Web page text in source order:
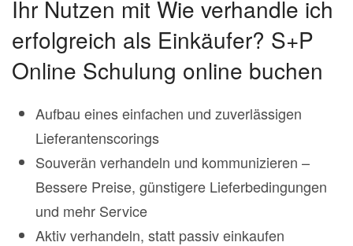
Ihr Nutzen mit Wie verhandle ich
erfolgreich als Einkäufer? S+P
Online Schulung online buchen
Aufbau eines einfachen und zuverlässigen
Lieferantenscorings
Souverän verhandeln und kommunizieren –
Bessere Preise, günstigere Lieferbedingungen
und mehr Service
Aktiv verhandeln, statt passiv einkaufen